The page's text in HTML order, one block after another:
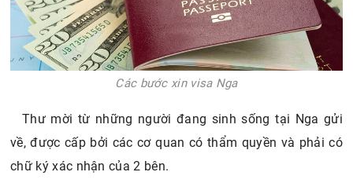
Các bước xin visa Nga
Thư mời từ những người đang sinh sống tại Nga gửi
về, được cấp bởi các cơ quan có thẩm quyền và phải có
chữ ký xác nhận của 2 bên.